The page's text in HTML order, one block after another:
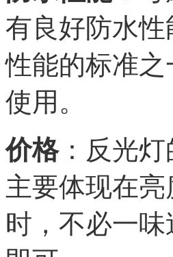
有良好防水
性能的标准
使用。
价格：反光
主要体现在
时，不必一